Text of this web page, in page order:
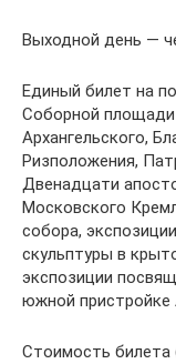
Выходной день —
Единый билет на
Соборной площади
Архангельского,
Ризположения,
Двенадцати
Московского
собора,
скульптуры в
экспозиции
южной пристройке
Стоимость билета